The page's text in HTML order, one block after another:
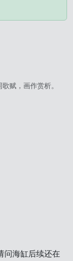
赋，画作赏析。
问海缸后续还在